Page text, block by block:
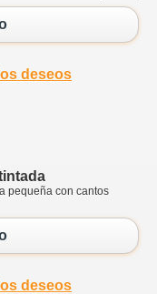
deseos
pequeña con cantos
deseos